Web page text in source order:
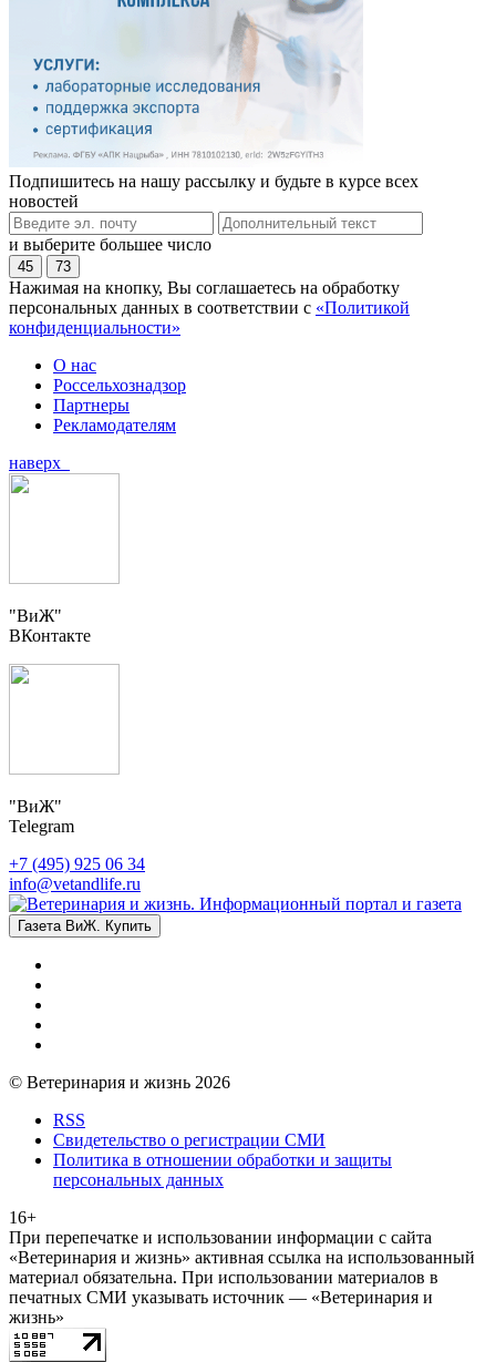
Подпишитесь на нашу рассылку и будьте в курсе всех
новостей
и выберите большее число
45 73
Нажимая на кнопку, Вы соглашаетесь на обработку
персональных данных в соответствии с «Политикой
конфиденциальности»
О нас
Россельхознадзор
Партнеры
Рекламодателям
наверх
"ВиЖ"
ВКонтакте
"ВиЖ"
Telegram
+7 (495) 925 06 34
info@vetandlife.ru
Газета ВиЖ. Купить
© Ветеринария и жизнь 2026
RSS
Свидетельство о регистрации СМИ
Политика в отношении обработки и защиты
персональных данных
16+
При перепечатке и использовании информации с сайта
«Ветеринария и жизнь» активная ссылка на использованный
материал обязательна. При использовании материалов в
печатных СМИ указывать источник — «Ветеринария и
жизнь»